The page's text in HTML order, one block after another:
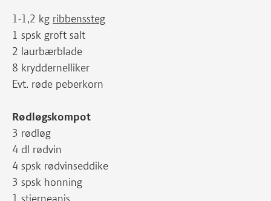
1-1,2 kg ribbenssteg
1 spsk groft salt
2 laurbærblade
8 kryddernelliker
Evt. røde peberkorn
Rødløgskompot
3 rødløg
4 dl rødvin
4 spsk rødvinseddike
3 spsk honning